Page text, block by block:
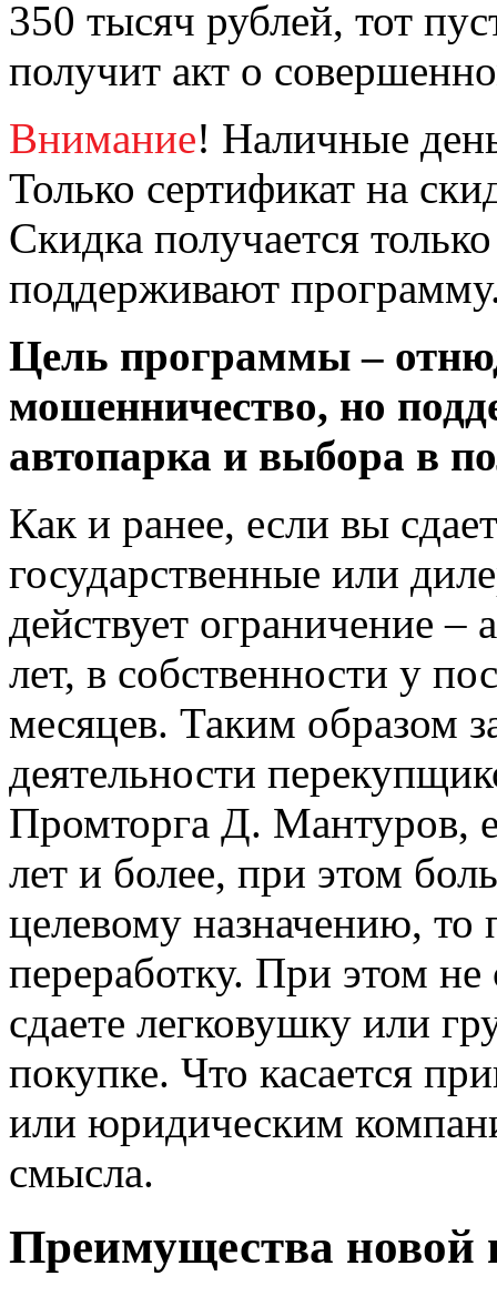
350 тысяч рублей, тот
получит акт о
Внимание! Наличные
Только сертификат на
Скидка получается
поддерживают
Цель программы –
мошенничество, но
автопарка и выбора в
Как и ранее, если вы
государственные или
действует ограничение
лет, в собственности у
месяцев. Таким образом
деятельности
Промторга Д. Мантуров,
лет и более, при этом
целевому назначению, то
переработку. При этом
сдаете легковушку или
покупке. Что касается
или юридическим
смысла.
Преимущества новой